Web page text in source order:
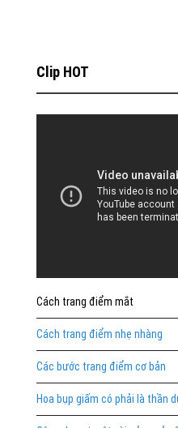
Clip HOT
Cách trang điểm mắt
Cách trang điểm nhẹ nhàng
Các bước trang điểm cơ bản
Hoa bụp giấm có phải là thần